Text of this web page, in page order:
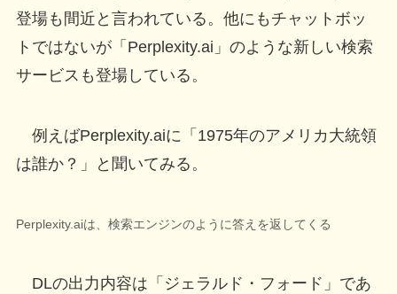
登場も間近と言われている。他にもチャットボッ
トではないが「Perplexity.ai」のような新しい検索
サービスも登場している。
例えばPerplexity.aiに「1975年のアメリカ大統領
は誰か？」と聞いてみる。
Perplexity.aiは、検索エンジンのように答えを返してくる
DLの出力内容は「ジェラルド・フォード」であ